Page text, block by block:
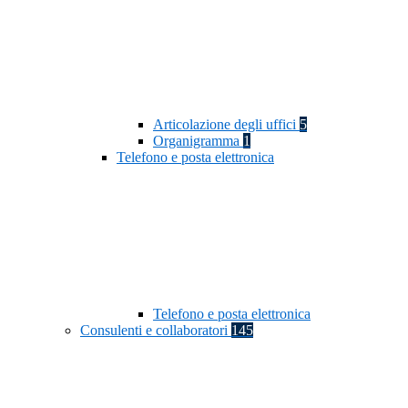
Articolazione degli uffici 5
Organigramma 1
Telefono e posta elettronica
Telefono e posta elettronica
Consulenti e collaboratori 145